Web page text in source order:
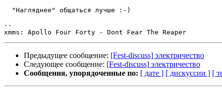
  "Нагляднее" общаться лучше :-)
--
Предыдущее сообщение: [Fest-discuss] электричество
Следующее сообщение: [Fest-discuss] электричество
Сообщения, упорядоченные по: [ дате ] [ дискуссии ] [